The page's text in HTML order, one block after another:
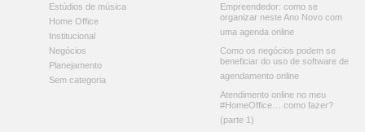
Estúdios de música
Home Office
Institucional
Negócios
Planejamento
Sem categoria
Empreendedor: como se
organizar neste Ano Novo com
uma agenda online
Como os negócios podem se
beneficiar do uso de software de
agendamento online
Atendimento online no meu
#HomeOffice… como fazer?
(parte 1)